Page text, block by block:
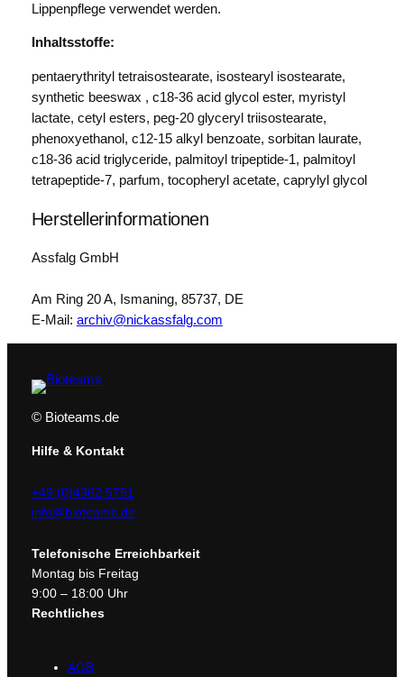
Lippenpflege verwendet werden.
Inhaltsstoffe:
pentaerythrityl tetraisostearate, isostearyl isostearate,
synthetic beeswax , c18-36 acid glycol ester, myristyl
lactate, cetyl esters, peg-20 glyceryl triisostearate,
phenoxyethanol, c12-15 alkyl benzoate, sorbitan laurate,
c18-36 acid triglyceride, palmitoyl tripeptide-1, palmitoyl
tetrapeptide-7, parfum, tocopheryl acetate, caprylyl glycol
Herstellerinformationen
Assfalg GmbH
Am Ring 20 A, Ismaning, 85737, DE
E-Mail: archiv@nickassfalg.com
© Bioteams.de
Hilfe & Kontakt
+49 (0)4362 5751
info@bioteams.de
Telefonische Erreichbarkeit
Montag bis Freitag
9:00 – 18:00 Uhr
Rechtliches
AGB